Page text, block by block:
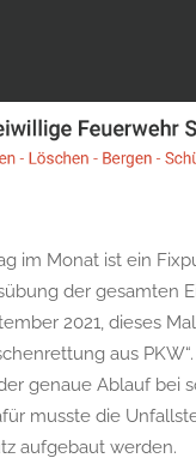
im Monat ist ein
der gesamten
2021, dieses
aus
genaue Ablauf bei
musste die
aufgebaut werden.